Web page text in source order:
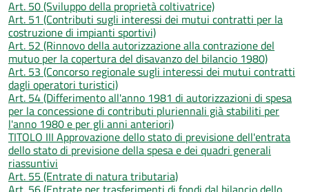
Art. 50 (Sviluppo della proprietà coltivatrice)
Art. 51 (Contributi sugli interessi dei mutui contratti per la
costruzione di impianti sportivi)
Art. 52 (Rinnovo della autorizzazione alla contrazione del
mutuo per la copertura del disavanzo del bilancio 1980)
Art. 53 (Concorso regionale sugli interessi dei mutui contratti
dagli operatori turistici)
Art. 54 (Differimento all'anno 1981 di autorizzazioni di spesa
per la concessione di contributi pluriennali già stabiliti per
l'anno 1980 e per gli anni anteriori)
TITOLO III Approvazione dello stato di previsione dell'entrata
dello stato di previsione della spesa e dei quadri generali
riassuntivi
Art. 55 (Entrate di natura tributaria)